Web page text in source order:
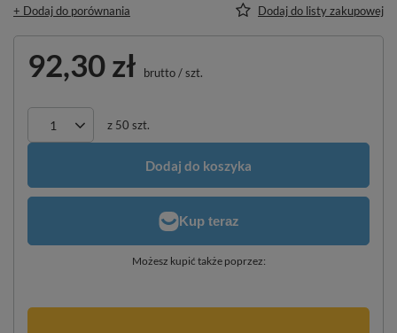
+ Dodaj do porównania Dodaj do listy zakupowej
92,30 zł brutto/szt.
z 50 szt.
Dodaj do koszyka
Możesz kupić także poprzez: